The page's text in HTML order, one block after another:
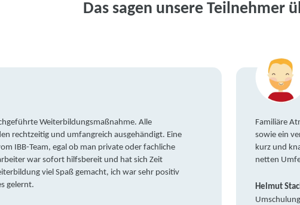
Das sagen unsere Teilnehmer
Weiterbildungsmaßnahme. Alle
rechtzeitig und umfangreich ausgehändigt. Eine
IBB-Team, egal ob man private oder fachliche
war sofort hilfsbereit und hat sich Zeit
viel Spaß gemacht, ich war sehr positiv
gelernt.
Familiäre
sowie ein
kurz und
netten
Helmut